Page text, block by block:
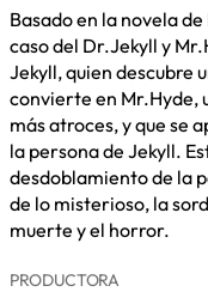
Basado en la novela
caso del Dr.Jekyll y
Jekyll, quien descubre
convierte en Mr.Hyde,
más atroces, y que se
la persona de Jekyll.
desdoblamiento de la
de lo misterioso, la
muerte y el horror.
PRODUCTORA